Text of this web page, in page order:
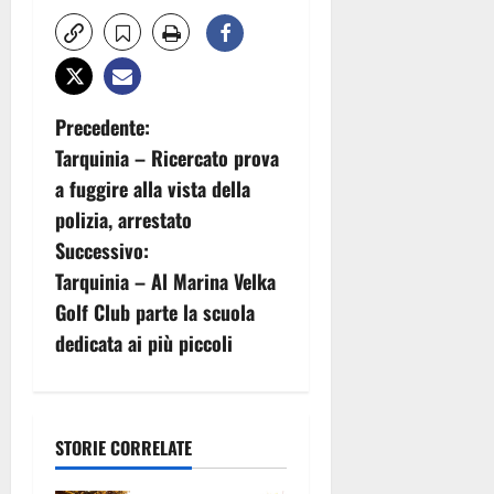
N
a
v
i
g
a
i
Precedente:
Tarquinia – Ricercato prova
a fuggire alla vista della
polizia, arrestato
Successivo:
Tarquinia – Al Marina Velka
Golf Club parte la scuola
dedicata ai più piccoli
STORIE CORRELATE